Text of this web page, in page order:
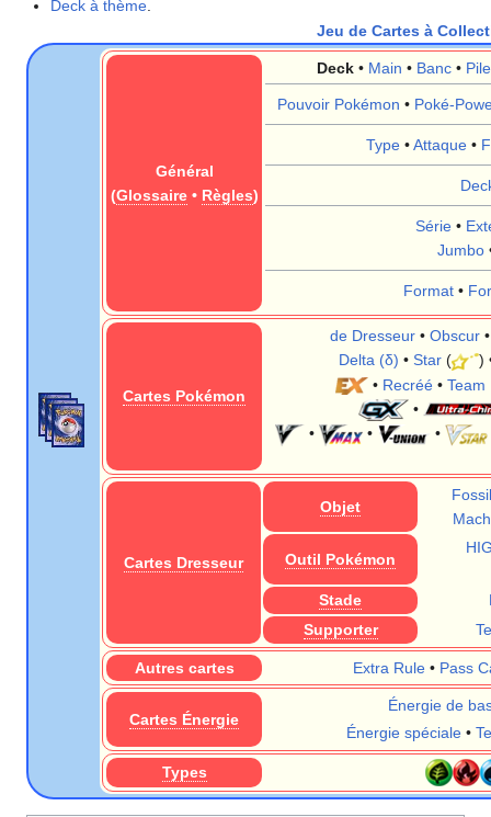
Deck à thème
Jeu de Cartes à
Général
(Glossaire• Règles)
Deck • Main • Banc •
Pouvoir Pokémon • Poké-
Type •Attaque •
Série•
Jumbo
Format•
Cartes Pokémon
de Dresseur• Obscur
Delta (δ) • Star(
)
• Recréé• Team
•
•
• •
Cartes Dresseur
Objet
Outil Pokémon
Stade
Supporter
Autres cartes Extra Rule• Pass
Cartes Énergie
Énergie de
Énergie spéciale•
Types